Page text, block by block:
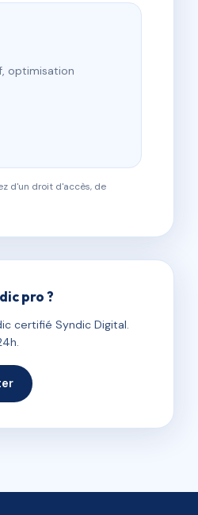
optimisation
d'un droit d'accès, de
pro ?
certifié Syndic Digital.